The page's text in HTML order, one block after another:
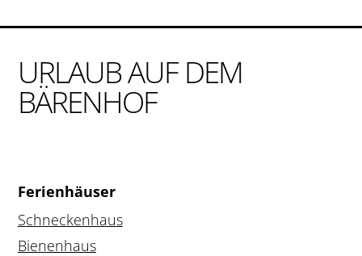
URLAUB AUF DEM
BÄRENHOF
Ferienhäuser
Schneckenhaus
Bienenhaus